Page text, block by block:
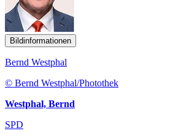
Bildinformationen
Bernd Westphal
© Bernd Westphal/Photothek
Westphal, Bernd
SPD